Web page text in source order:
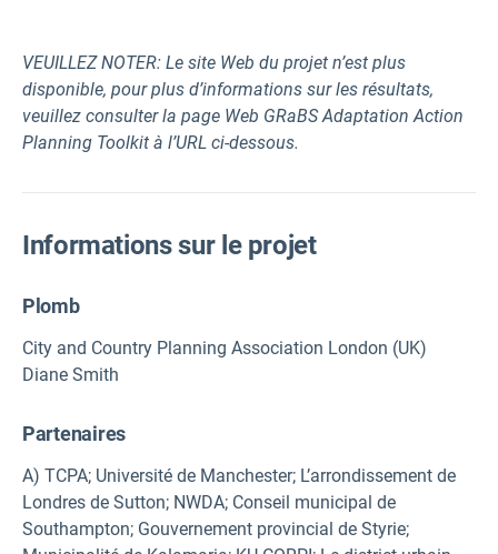
VEUILLEZ NOTER: Le site Web du projet n’est plus
disponible, pour plus d’informations sur les résultats,
veuillez consulter la page Web GRaBS Adaptation Action
Planning Toolkit à l’URL ci-dessous.
Informations sur le projet
Plomb
City and Country Planning Association London (UK)
Diane Smith
Partenaires
A) TCPA; Université de Manchester; L’arrondissement de
Londres de Sutton; NWDA; Conseil municipal de
Southampton; Gouvernement provincial de Styrie;